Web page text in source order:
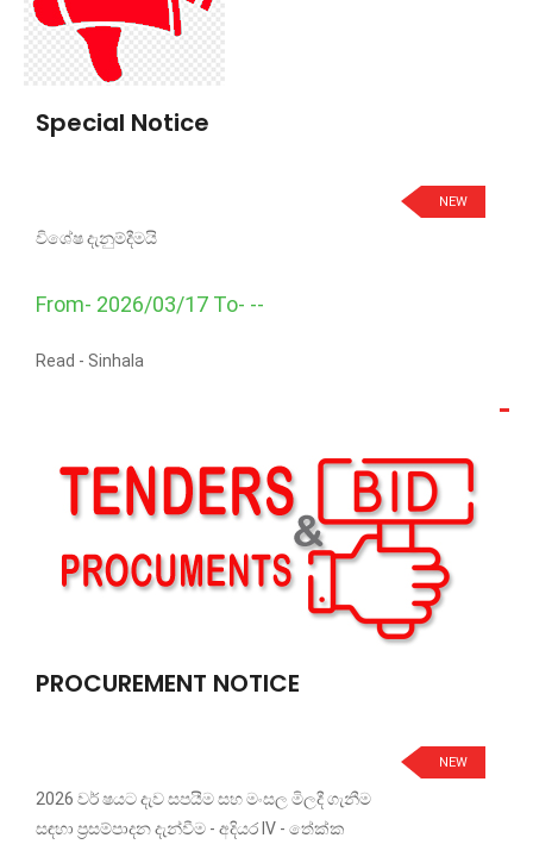
Special Notice
NEW
විශේෂ දැනුම්දීමයි
From- 2026/03/17 To- --
Read - Sinhala
PROCUREMENT NOTICE
NEW
2026 වර් ෂයට දැව සපයීම සහ මංසල මිලදී ගැනීම
සඳහා ප්‍රසම්පාදන දැන්වීම - අදියර IV - තේක්ක